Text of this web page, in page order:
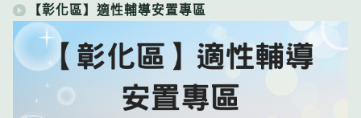
【彰化區】適性輔導安置專區